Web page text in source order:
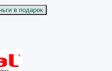
в подарок